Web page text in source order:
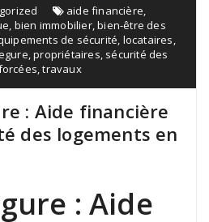
aide financière
bien immobilier,bien-être des
de sécurité locataires
,propriétaires sécurité des
,travaux
: Aide financière
des logements en
: Aide